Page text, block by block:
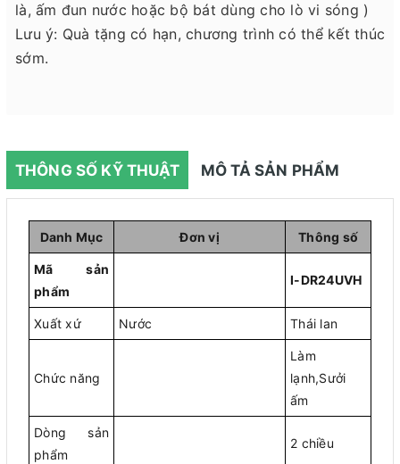
là, ấm đun nước hoặc bộ bát dùng cho lò vi sóng )
Lưu ý: Quà tặng có hạn, chương trình có thể kết thúc
sớm.
THÔNG SỐ KỸ THUẬT MÔ TẢ SẢN PHẨM
Danh Mục Đơn vị Thông số
Mã sản
phẩm
I-DR24UVH
Xuất xứ Nước Thái lan
Chức năng
Làm
lạnh,Sưởi
ấm
Dòng sản
phẩm
2 chiều